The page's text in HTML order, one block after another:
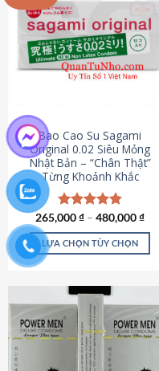
Bao Cao Su Sagami
Original 0.02 Siêu Mỏng
Nhật Bản – “Chân Thật”
Từng Khoảnh Khắc
Được xếp
hạng4.87
5 sao
265,000₫ – 480,000₫
LỰA CHỌN TÙY CHỌN
này
có
nhiều
biến
thể.